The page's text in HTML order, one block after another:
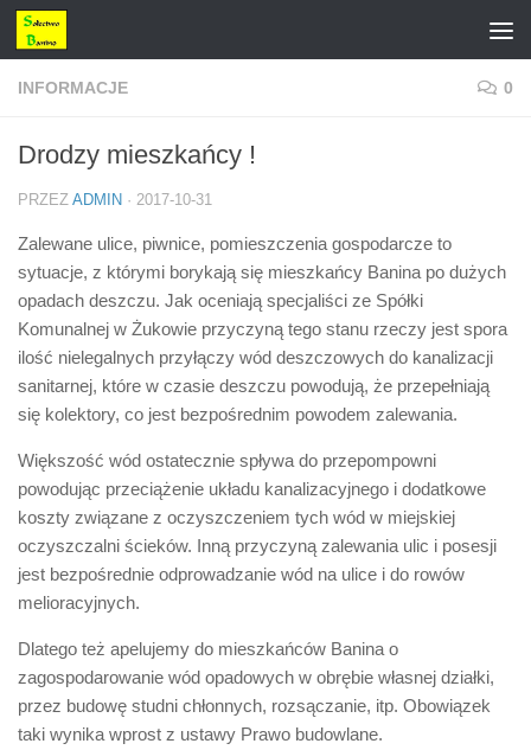
Przejdź do treści
INFORMACJE 0
Drodzy mieszkańcy !
PRZEZ ADMIN · 2017-10-31
Zalewane ulice, piwnice, pomieszczenia gospodarcze to
sytuacje, z którymi borykają się mieszkańcy Banina po dużych
opadach deszczu. Jak oceniają specjaliści ze Spółki
Komunalnej w Żukowie przyczyną tego stanu rzeczy jest spora
ilość nielegalnych przyłączy wód deszczowych do kanalizacji
sanitarnej, które w czasie deszczu powodują, że przepełniają
się kolektory, co jest bezpośrednim powodem zalewania.
Większość wód ostatecznie spływa do przepompowni
powodując przeciążenie układu kanalizacyjnego i dodatkowe
koszty związane z oczyszczeniem tych wód w miejskiej
oczyszczalni ścieków. Inną przyczyną zalewania ulic i posesji
jest bezpośrednie odprowadzanie wód na ulice i do rowów
melioracyjnych.
Dlatego też apelujemy do mieszkańców Banina o
zagospodarowanie wód opadowych w obrębie własnej działki,
przez budowę studni chłonnych, rozsączanie, itp. Obowiązek
taki wynika wprost z ustawy Prawo budowlane.